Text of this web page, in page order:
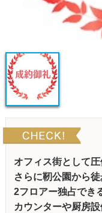
オフィス街として
さらに靭公園から
2フロアー独占でき
カウンターや厨房